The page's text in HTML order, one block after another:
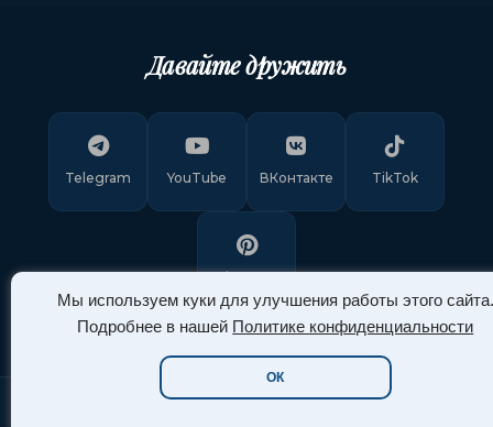
Мы используем куки для улучшения работы этого сайта.
Подробнее в нашей Политике конфиденциальности
ОК
Давайте дружить
Telegram YouTube ВКонтакте TikTok
Pinterest